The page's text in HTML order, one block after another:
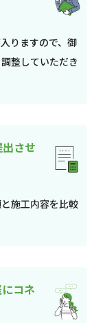
りますので、御
整していただき
させ
施工内容を比較
コネ